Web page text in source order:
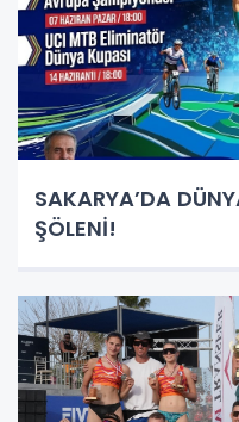
SAKARYA’DA
ŞÖLENİ!